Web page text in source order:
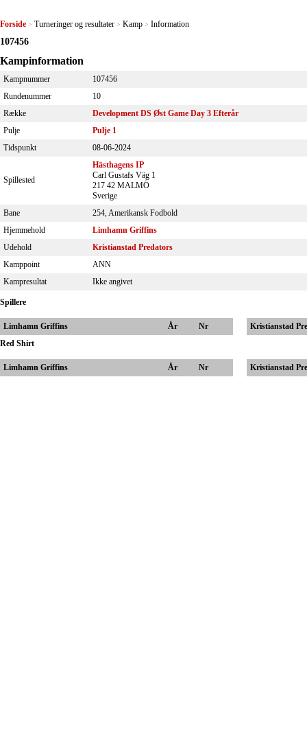
Forside > Turneringer og resultater > Kamp > Information
107456
Kampinformation
Kampnummer
107456
Rundenummer
10
Række
Development DS Øst Game Day 3 Efterår
Pulje
Pulje 1
Tidspunkt
08-06-2024
Spillested
Hästhagens IP
Carl Gustafs Väg 1
217 42 MALMÖ
Sverige
Bane
254, Amerikansk Fodbold
Hjemmehold
Limhamn Griffins
Udehold
Kristianstad Predators
Kamppoint
ANN
Kampresultat
Ikke angivet
Spillere
Limhamn Griffins År Nr
Kristianstad
Red Shirt
Limhamn Griffins År Nr Kristianstad